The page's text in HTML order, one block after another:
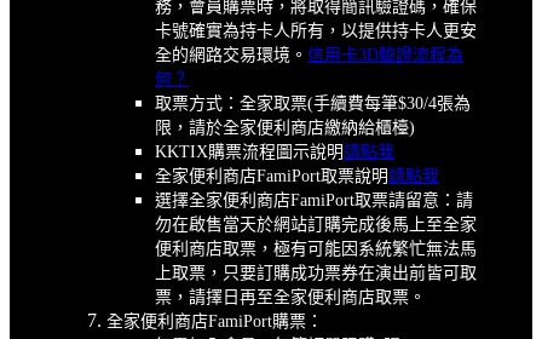
務，會員購票時，將取得簡訊驗證碼，確保
卡號確實為持卡人所有，以提供持卡人更安
全的網路交易環境。 信用卡3D驗證流程為
何？
取票方式：全家取票(手續費每筆$30/4張為
限，請於全家便利商店繳納給櫃檯)
KKTIX購票流程圖示說明請點我
全家便利商店FamiPort取票說明請點我
選擇全家便利商店FamiPort取票請留意：請
勿在啟售當天於網站訂購完成後馬上至全家
便利商店取票，極有可能因系統繁忙無法馬
上取票，只要訂購成功票券在演出前皆可取
票，請擇日再至全家便利商店取票。
全家便利商店FamiPort購票：